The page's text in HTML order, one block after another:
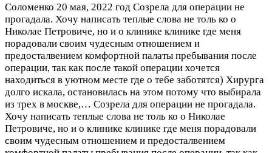
Соломенко 20 мая, 2022 год Созрела для операции не
прогадала. Хочу написать теплые слова не толь ко о
Николае Петровиче, но и о клинике клинике где меня
порадовали своим чудесным отношением и
предосталвением комфортной палаты пребывания после
операции, так как после такой операции хочется
находиться в уютном месте где о тебе заботятся) Хирурга
долго искала, остановилась на этом потому что выбирала
из трех в москве,… Созрела для операции не прогадала.
Хочу написать теплые слова не толь ко о Николае
Петровиче, но и о клинике клинике где меня порадовали
своим чудесным отношением и предосталвением